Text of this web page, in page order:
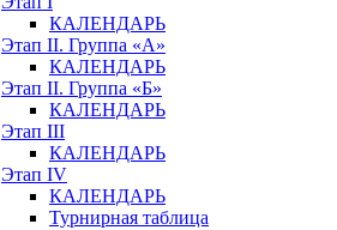
КАЛЕНДАРЬ
Этап II. Группа «А»
КАЛЕНДАРЬ
Этап II. Группа «Б»
КАЛЕНДАРЬ
Этап III
КАЛЕНДАРЬ
Этап IV
КАЛЕНДАРЬ
Турнирная таблица